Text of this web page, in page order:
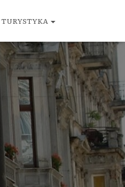
TURYSTYKA